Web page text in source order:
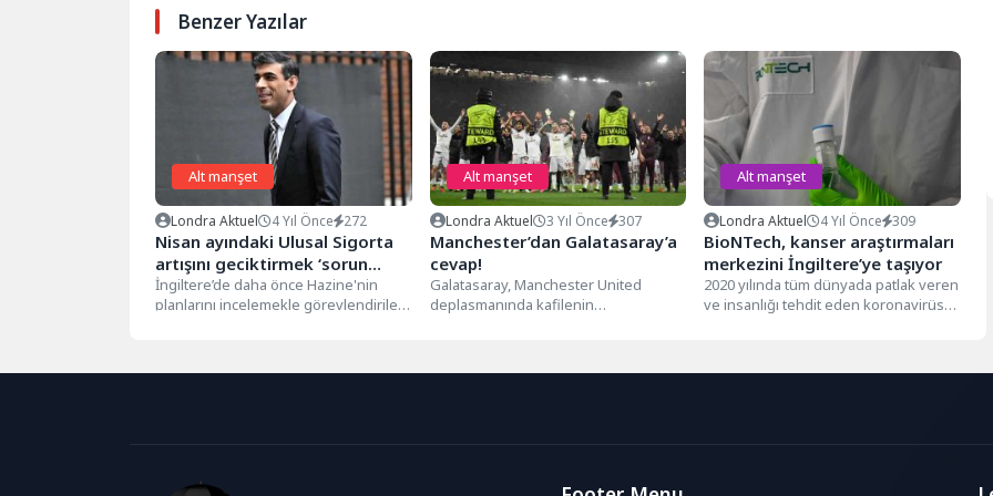
Benzer Yazılar
Alt manşet
Londra Aktuel 4 Yıl Önce 272
Nisan ayındaki Ulusal Sigorta
artışını geciktirmek ‘sorun
olmaz’
İngiltere’de daha önce Hazine'nin
planlarını incelemekle görevlendirilen
Alt manşet
Londra Aktuel 3 Yıl Önce 307
Manchester’dan Galatasaray’a
cevap!
Galatasaray, Manchester United
deplasmanında kafilenin
Alt manşet
Londra Aktuel 4 Yıl Önce 309
BioNTech, kanser araştırmaları
merkezini İngiltere’ye taşıyor
2020 yılında tüm dünyada patlak veren
ve insanlığı tehdit eden koronavirüse